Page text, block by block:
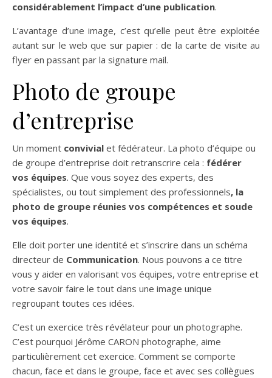
considérablement l’impact d’une publication.
L’avantage d’une image, c’est qu’elle peut être exploitée
autant sur le web que sur papier : de la carte de visite au
flyer en passant par la signature mail.
Photo de groupe
d’entreprise
Un moment convivial et fédérateur. La photo d’équipe ou
de groupe d’entreprise doit retranscrire cela : fédérer
vos équipes. Que vous soyez des experts, des
spécialistes, ou tout simplement des professionnels, la
photo de groupe réunies vos compétences et soude
vos équipes.
Elle doit porter une identité et s’inscrire dans un schéma
directeur de Communication. Nous pouvons a ce titre
vous y aider en valorisant vos équipes, votre entreprise et
votre savoir faire le tout dans une image unique
regroupant toutes ces idées.
C’est un exercice très révélateur pour un photographe.
C’est pourquoi Jérôme CARON photographe, aime
particulièrement cet exercice. Comment se comporte
chacun, face et dans le groupe, face et avec ses collègues